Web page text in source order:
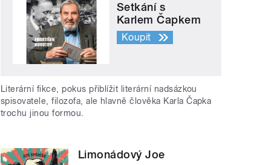
Setkání s
Karlem Čapkem
Koupit
Literární fikce, pokus přiblížit literární nadsázkou
spisovatele, filozofa, ale hlavně člověka Karla Čapka
trochu jinou formou.
Limonádový Joe